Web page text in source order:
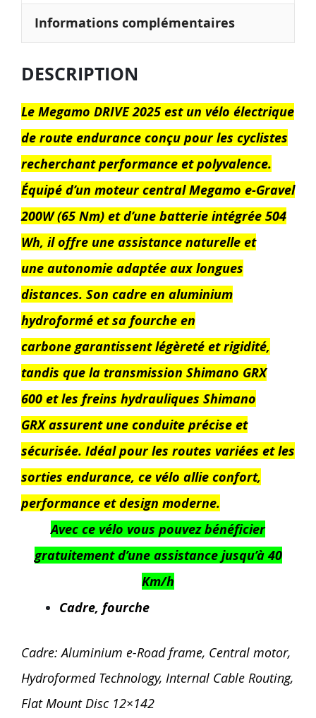
Informations complémentaires
DESCRIPTION
Le Megamo DRIVE 2025 est un vélo électrique
de route endurance conçu pour les cyclistes
recherchant performance et polyvalence.
Équipé d’un moteur central Megamo e-Gravel
200W (65 Nm) et d’une batterie intégrée 504
Wh, il offre une assistance naturelle et
une autonomie adaptée aux longues
distances. Son cadre en aluminium
hydroformé et sa fourche en
carbone garantissent légèreté et rigidité,
tandis que la transmission Shimano GRX
600 et les freins hydrauliques Shimano
GRX assurent une conduite précise et
sécurisée. Idéal pour les routes variées et les
sorties endurance, ce vélo allie confort,
performance et design moderne.
Avec ce vélo vous pouvez bénéficier
gratuitement d’une assistance jusqu’à 40
Km/h
Cadre, fourche
Cadre: Aluminium e-Road frame, Central motor,
Hydroformed Technology, Internal Cable Routing,
Flat Mount Disc 12×142